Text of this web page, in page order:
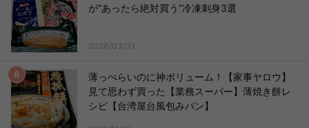
が“あったら絶対買う”冷凍刺身3選
2026/03/31
薄っぺらいのに神ボリューム！【家事ヤロウ】
見て思わず買った【業務スーパー】薄焼き餅レ
シピ【台湾屋台風包みパン】